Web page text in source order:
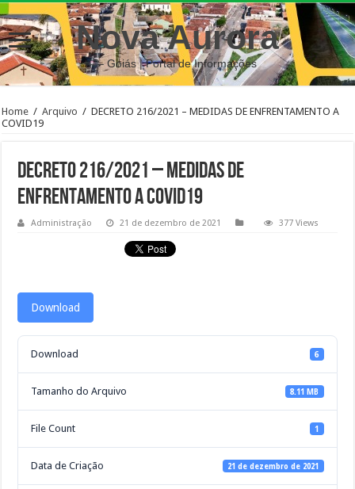
Nova Aurora
– Goiás | Portal de Informações
Home / Arquivo / DECRETO 216/2021 – MEDIDAS DE ENFRENTAMENTO A
COVID19
DECRETO 216/2021 – MEDIDAS DE
ENFRENTAMENTO A COVID19
Administração 21 de dezembro de 2021 377 Views
Download
Download 6
Tamanho do Arquivo 8.11 MB
File Count 1
Data de Criação 21 de dezembro de 2021